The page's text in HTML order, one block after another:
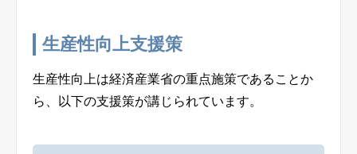
生産性向上支援策
生産性向上は経済産業省の重点施策であることか
ら、以下の支援策が講じられています。